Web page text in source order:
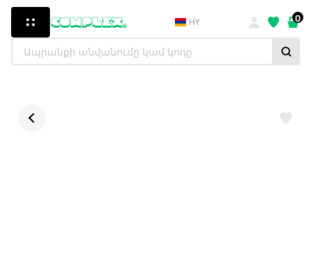
HY 0